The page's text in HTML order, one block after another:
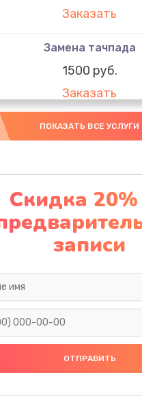
Заказать
Замена тачпада
1500 руб.
Заказать
Замена южного
Заказать
Чистка от пыли
1060 руб.
Заказать
Ремонт подсветки
ПОКАЗАТЬ ВСЕ УСЛУГИ
Скидка
записи